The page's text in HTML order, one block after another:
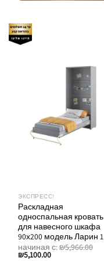
имеет
несколько
странице
товара.
ЭКСПРЕСС!
Раскладная
односпальная кровать
для навесного шкафа
90х200 модель Ларин 1
начиная с:₪5,966.00
₪5,100.00